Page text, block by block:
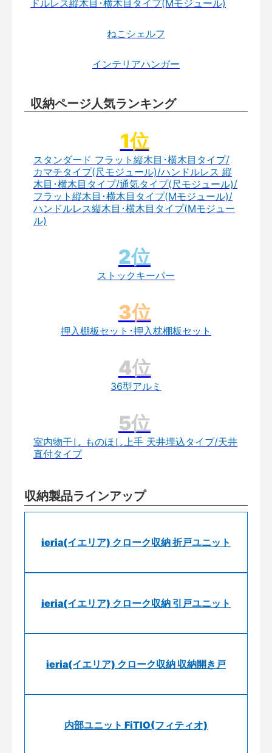
ドルレス縦木目･横木目タイプ(Mモジュール)
ねこシェルフ
インテリアハンガー
収納ページ人気ランキング
スタンダード フラット縦木目･横木目タイプ/
カマチタイプ(尺モジュール)/ハンドルレス 縦
木目･横木目タイプ/通気タイプ(尺モジュール)/
フラット縦木目･横木目タイプ(Mモジュール)/
ハンドルレス縦木目･横木目タイプ(Mモジュー
ル)
ストックキーパー
押入棚板セット･押入枕棚板セット
36型アルミ
室内物干し ものほし上手 天井埋込タイプ/天井
直付タイプ
収納製品ラインアップ
ieria(イエリア) クローク収納 折戸ユニット
ieria(イエリア) クローク収納 引戸ユニット
ieria(イエリア) クローク収納 収納開き戸
内部ユニット FiTIO(フィティオ)